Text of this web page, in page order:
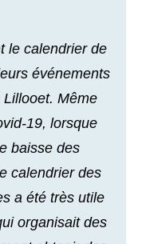
le calendrier de
événements
Même
19, lorsque
baisse des
calendrier des
a été très utile
organisait des